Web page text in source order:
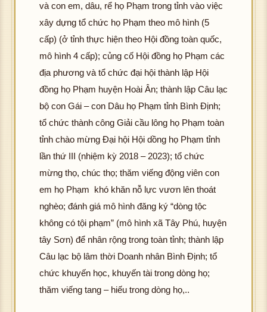
và con em, dâu, rể họ Phạm trong tỉnh vào việc
xây dựng tổ chức họ Phạm theo mô hình (5
cấp) (ở tỉnh thực hiện theo Hội đồng toàn quốc,
mô hình 4 cấp); củng cố Hội đồng họ Phạm các
địa phương và tổ chức đại hội thành lập Hội
đồng họ Phạm huyện Hoài Ân; thành lập Câu lạc
bộ con Gái – con Dâu họ Phạm tỉnh Bình Định;
tổ chức thành công Giải cầu lông họ Phạm toàn
tỉnh chào mừng Đại hội Hội dồng họ Phạm tỉnh
lần thứ III (nhiệm kỳ 2018 – 2023); tổ chức
mừng thọ, chúc thọ; thăm viếng động viên con
em họ Phạm khó khăn nỗ lực vươn lên thoát
nghèo; đánh giá mô hình đăng ký “dòng tộc
không có tội phạm” (mô hình xã Tây Phú, huyện
tây Sơn) để nhân rộng trong toàn tỉnh; thành lập
Câu lạc bộ lâm thời Doanh nhân Bình Định; tổ
chức khuyến học, khuyến tài trong dòng họ;
thăm viếng tang – hiếu trong dòng họ,..